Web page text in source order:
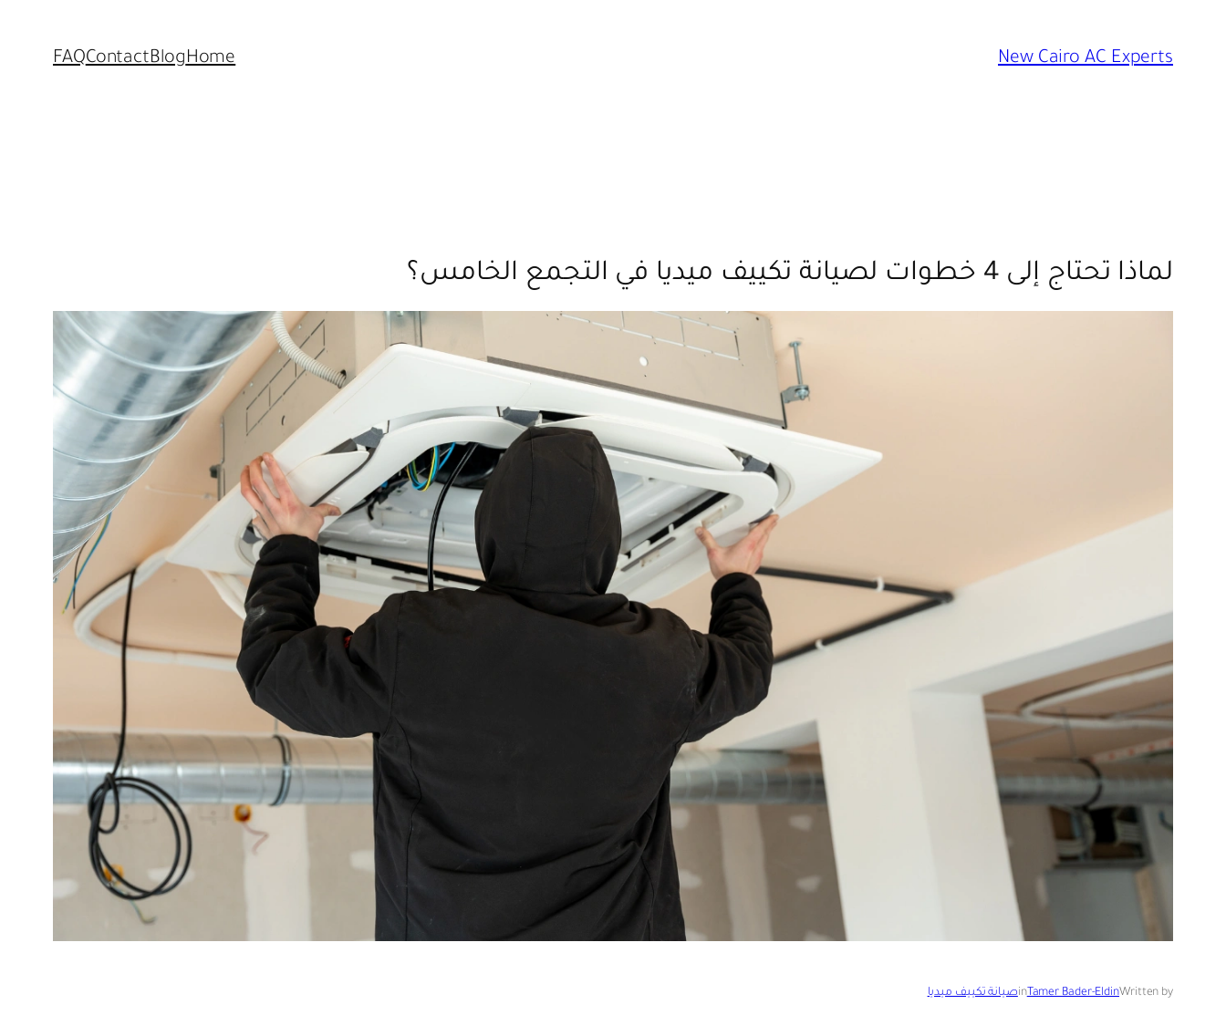
New Cairo AC Experts
Home
Blog
Contact
FAQ
لماذا تحتاج إلى 4 خطوات لصيانة تكييف ميديا في التجمع الخامس؟
Written by
Tamer Bader-Eldin
inصيانة تكييف ميديا